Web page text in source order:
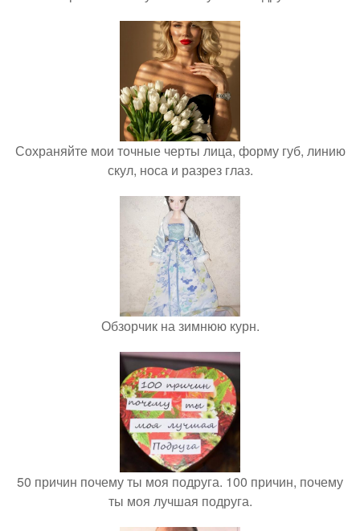
Сохраняйте мои точные черты лица, форму губ, линию
скул, носа и разрез глаз.
Обзорчик на зимнюю курн.
50 причин почему ты моя подруга. 100 причин, почему
ты моя лучшая подруга.